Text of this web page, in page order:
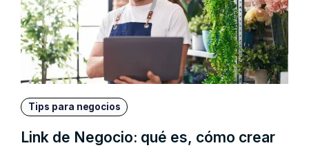
Tips para negocios
Link de Negocio: qué es, cómo crear